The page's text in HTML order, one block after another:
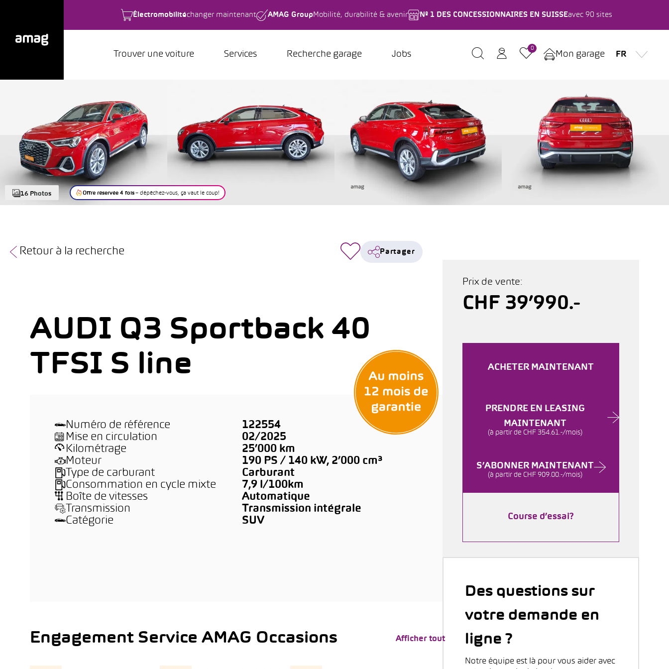
Électromobilitéchanger maintenant AMAG Group Mobilité, durabilité & avenir Nº 1 DES CONCESSIONNAIRES EN SUISSEavec 90 sites
Trouver une voiture Services Recherche garage Jobs
0
Mon garage FR
16 Photos Offre réservée 4 fois – dépêchez-vous, ça vaut le coup!
Retour à la recherche Partager
AUDI Q3 Sportback 40
TFSI S line
Numéro de référence
122554
Mise en circulation
02/2025
Kilométrage
25’000 km
Moteur
190 PS / 140 kW, 2’000 cm³
Type de carburant
Carburant
Consommation en cycle mixte
7,9 l/100km
Boîte de vitesses
Automatique
Transmission
Transmission intégrale
Catégorie
SUV
Engagement Service AMAG Occasions Afficher tout
Prix de vente:
CHF 39’990.-
ACHETER MAINTENANT
PRENDRE EN LEASING
MAINTENANT
(à partir de CHF 354.61.-/mois)
S’ABONNER MAINTENANT
(à partir de CHF 909.00.-/mois)
Course d’essai?
Des questions sur
votre demande en
ligne ?
Notre équipe est là pour vous aider avec